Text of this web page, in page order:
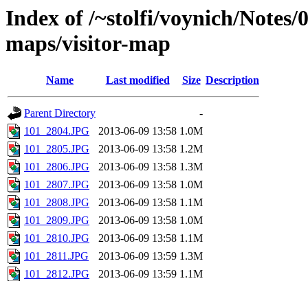
Index of /~stolfi/voynich/
maps/visitor-map
Name Last modified Size Description
Parent Directory
-
101_2804.JPG
2013-06-09 13:58 1.0M
101_2805.JPG
2013-06-09 13:58 1.2M
101_2806.JPG
2013-06-09 13:58 1.3M
101_2807.JPG
2013-06-09 13:58 1.0M
101_2808.JPG
2013-06-09 13:58 1.1M
101_2809.JPG
2013-06-09 13:58 1.0M
101_2810.JPG
2013-06-09 13:58 1.1M
101_2811.JPG
2013-06-09 13:59 1.3M
101_2812.JPG
2013-06-09 13:59 1.1M